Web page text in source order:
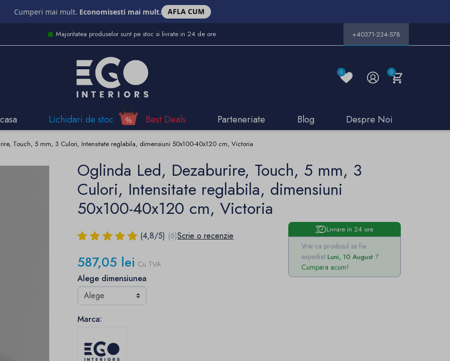
Cumperi mai mult. Economisesti mai mult. AFLA CUM
Majoritatea produselor sunt pe stoc si livrate in 24 de ore +40371-234-578
0 0
Lichidari de stoc Best Deals Parteneriate Blog Despre Noi
Touch, 5 mm, 3 Culori, Intensitate reglabila, dimensiuni 50x100-40x120 cm, Victoria
Oglinda Led, Dezaburire, Touch, 5 mm, 3
Culori, Intensitate reglabila, dimensiuni
50x100-40x120 cm, Victoria
Livrare in 24 ore
Vrei ca produsul sa fie
expediat Luni, 10 August
Cumpara acum!
(4,8/5) (6)Scrie o recenzie
587,05 lei Cu TVA
Alege dimensiunea
Marca: